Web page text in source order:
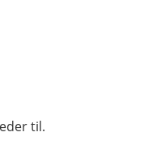
til.